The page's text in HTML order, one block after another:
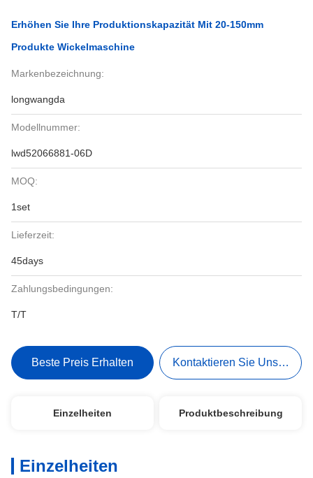
Erhöhen Sie Ihre Produktionskapazität Mit 20-150mm
Produkte Wickelmaschine
Markenbezeichnung:
longwangda
Modellnummer:
lwd52066881-06D
MOQ:
1set
Lieferzeit:
45days
Zahlungsbedingungen:
T/T
Beste Preis Erhalten Kontaktieren Sie Uns Jetzt
Einzelheiten Produktbeschreibung
Einzelheiten